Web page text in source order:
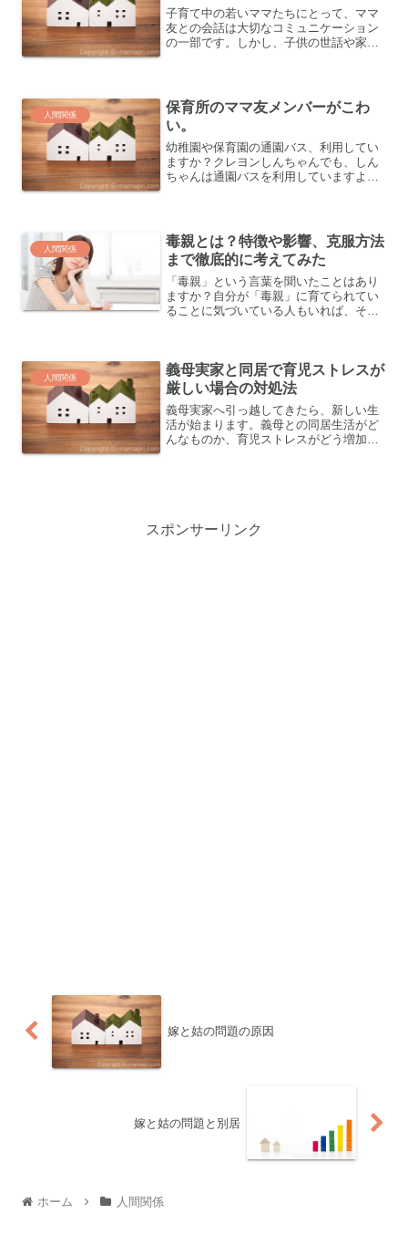
子育て中の若いママたちにとって、ママ
友との会話は大切なコミュニケーション
の一部です。しかし、子供の世話や家事
は、子育て中でも会話が面...
人間関係
保育所のママ友メンバーがこわ
い。
幼稚園や保育園の通園バス、利用してい
ますか？クレヨンしんちゃんでも、しん
ちゃんは通園バスを利用していますよね
宅がない場合や、仕事の...
人間関係
毒親とは？特徴や影響、克服方法
まで徹底的に考えてみた
「毒親」という言葉を聞いたことはあり
ますか？自分が「毒親」に育てられてい
ることに気づいている人もいれば、そう
す。読み進めることで、自...
人間関係
義母実家と同居で育児ストレスが
厳しい場合の対処法
義母実家へ引っ越してきたら、新しい生
活が始まります。義母との同居生活がど
んなものか、育児ストレスがどう増加す
スポンサーリンク
嫁と姑の問題の原因
嫁と姑の問題と別居
ホーム 人間関係